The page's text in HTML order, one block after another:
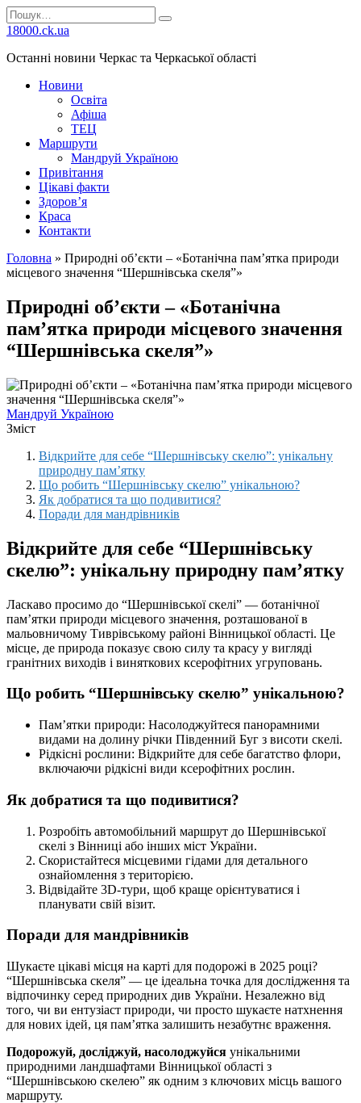
Перейти
до
Search
for:
18000.ck.ua
Останні новини Черкас та Черкаської області
Новини
Освіта
Афіша
ТЕЦ
Маршрути
Мандруй Україною
Привітання
Цікаві факти
Здоров’я
Краса
Контакти
Головна » Природні об’єкти – «Ботанічна пам’ятка природи
місцевого значення “Шершнівська скеля”»
Природні об’єкти – «Ботанічна
пам’ятка природи місцевого значення
“Шершнівська скеля”»
Мандруй Україною
Зміст
Відкрийте для себе “Шершнівську скелю”: унікальну
природну пам’ятку
Що робить “Шершнівську скелю” унікальною?
Як добратися та що подивитися?
Поради для мандрівників
Відкрийте для себе “Шершнівську
скелю”: унікальну природну пам’ятку
Ласкаво просимо до “Шершнівської скелі” — ботанічної
пам’ятки природи місцевого значення, розташованої в
мальовничому Тиврівському районі Вінницької області. Це
місце, де природа показує свою силу та красу у вигляді
гранітних виходів і виняткових ксерофітних угруповань.
Що робить “Шершнівську скелю” унікальною?
Пам’ятки природи: Насолоджуйтеся панорамними
видами на долину річки Південний Буг з висоти скелі.
Рідкісні рослини: Відкрийте для себе багатство флори,
включаючи рідкісні види ксерофітних рослин.
Як добратися та що подивитися?
Розробіть автомобільний маршрут до Шершнівської
скелі з Вінниці або інших міст України.
Скористайтеся місцевими гідами для детального
ознайомлення з територією.
Відвідайте 3D-тури, щоб краще орієнтуватися і
планувати свій візит.
Поради для мандрівників
Шукаєте цікаві місця на карті для подорожі в 2025 році?
“Шершнівська скеля” — це ідеальна точка для дослідження та
відпочинку серед природних див України. Незалежно від
того, чи ви ентузіаст природи, чи просто шукаєте натхнення
для нових ідей, ця пам’ятка залишить незабутнє враження.
Подорожуй, досліджуй, насолоджуйся унікальними
природними ландшафтами Вінницької області з
“Шершнівською скелею” як одним з ключових місць вашого
маршруту.